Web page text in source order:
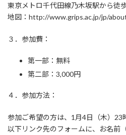
東京メトロ千代田線乃木坂駅から徒
地図：http://www.grips.ac.jp/jp/
３．参加費：
第一部：無料
第二部：3,000円
４．参加方法：
参加ご希望の方は、1月4日（木）23
以下リンク先のフォームに、お名前